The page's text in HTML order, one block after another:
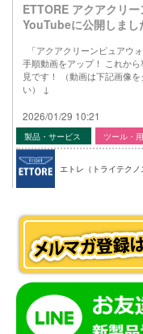
ETTORE アクアクリ
YouTubeに公開しまし
「アクアクリーンピュアウ
手順動画をアップ！ これか
見です！ （動画は下記画像
い） ↓
2026/01/29 10:21
製品・サービス ツール・
エトレ（トライテクノ